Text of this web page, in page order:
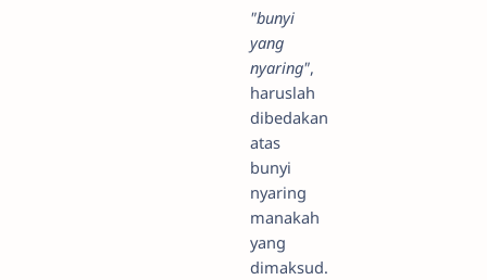
"bunyi
yang
nyaring",
haruslah
dibedakan
atas
bunyi
nyaring
manakah
yang
dimaksud.